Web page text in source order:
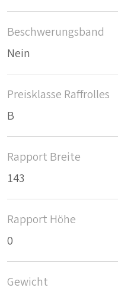
Beschwerungsband
Nein
Preisklasse Raffrolles
B
Rapport Breite
143
Rapport Höhe
0
Gewicht